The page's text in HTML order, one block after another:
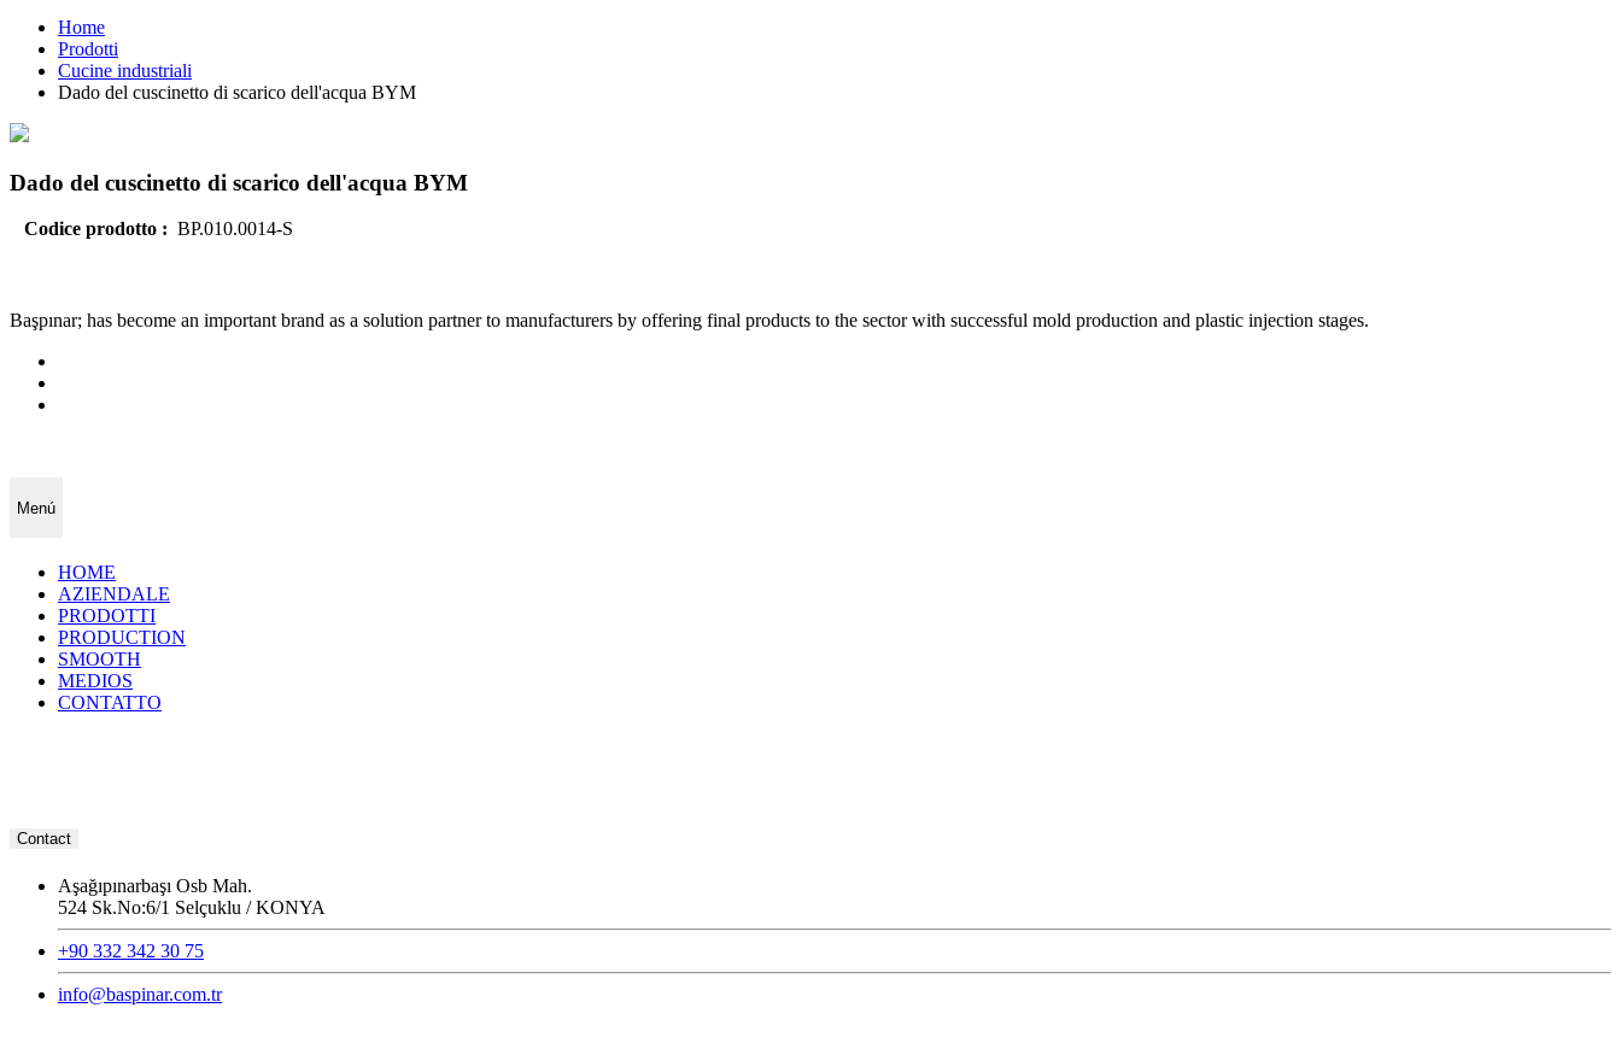
Home
Prodotti
Cucine industriali
Dado del cuscinetto di scarico dell'acqua BYM
Dado del cuscinetto di scarico dell'acqua BYM
Codice prodotto : BP.010.0014-S
Başpınar; has become an important brand as a solution partner to manufacturers by offering final products to the sector with successful mold production and plastic injection stages.
Menú
HOME
AZIENDALE
PRODOTTI
PRODUCTION
SMOOTH
MEDIOS
CONTATTO
Contact
Aşağıpınarbaşı Osb Mah.
524 Sk.No:6/1 Selçuklu / KONYA
+90 332 342 30 75
info@baspinar.com.tr